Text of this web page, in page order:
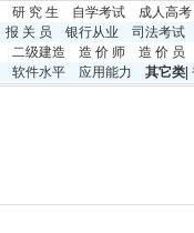
研 究 生 自学考试
成人高考
报 关 员 银行从业
司法考试
二级建造 造 价 师
造 价 员
软件水平 应用能力 其它类